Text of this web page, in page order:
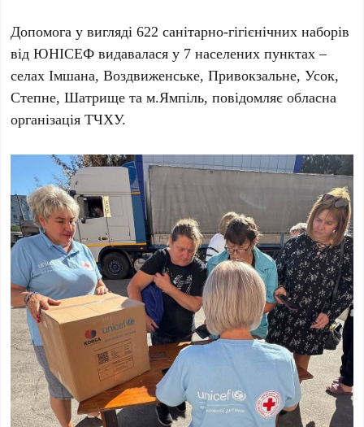
Допомога у вигляді 622 санітарно-гігієнічних наборів
від ЮНІСЕФ видавалася у 7 населених пунктах –
селах Імшана, Воздвиженське, Привокзальне, Усок,
Степне, Шатрище та м.Ямпіль, повідомляє обласна
організація ТЧХУ.